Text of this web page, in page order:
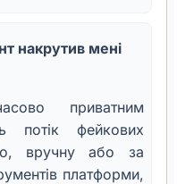
накрутив мені
приватним
потік фейкових
вручну або за
платформи,